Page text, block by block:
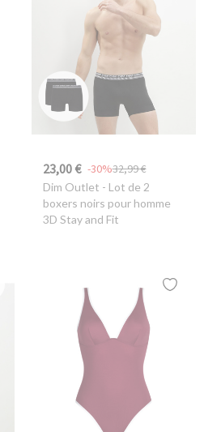
23,00 € 32,99 €
-30%
Dim Outlet - Lot de 2
boxers noirs pour homme
3D Stay and Fit